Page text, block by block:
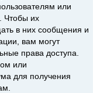
или
Чтобы их
в них сообщения и
вам могут
права доступа.
или
для получения